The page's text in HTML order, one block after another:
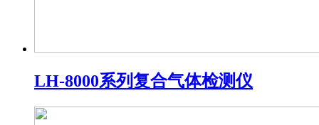
LH-8000系列复合气体检测仪